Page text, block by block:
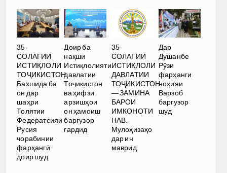
35-
СОЛАГИИ
ИСТИҚЛОЛИ
ТОҶИКИСТОН.
Бахшида ба
он дар
шаҳри
Толятии
Федератсияи
Русия
чорабинии
фарҳангӣ
доир шуд
Доир ба
нақши
Истиқлолияти
давлатии
Тоҷикистон
ва ҳифзи
арзишҳои
он ҳамоиш
баргузор
гардид
35-
СОЛАГИИ
ИСТИҚЛОЛИ
ДАВЛАТИИ
ТОҶИКИСТОН
— ЗАМИНА
БАРОИ
ИМКОНОТИ
НАВ.
Мулоҳизаҳо
дар ин
маврид
Дар
Душанбе
Рӯзи
фарҳанги
ноҳияи
Варзоб
баргузор
шуд